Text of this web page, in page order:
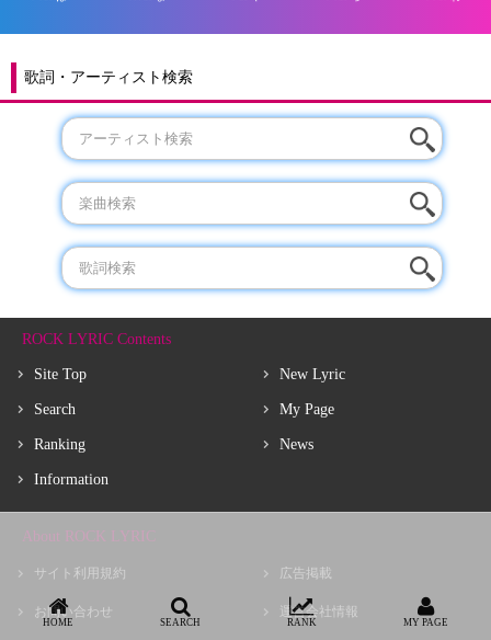
歌詞・アーティスト検索
ROCK LYRIC Contents
Site Top
Search
Ranking
Information
New Lyric
My Page
News
About ROCK LYRIC
サイト利用規約
お問い合わせ
広告掲載
運営会社情報
HOME SEARCH RANK MY PAGE